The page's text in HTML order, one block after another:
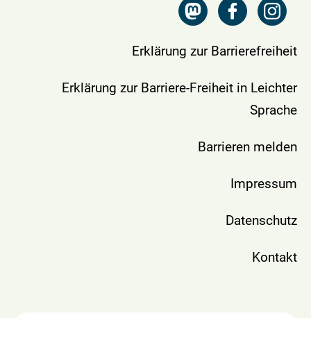
Erklärung zur Barrierefreiheit
Erklärung zur Barriere-Freiheit in Leichter
Sprache
Barrieren melden
Impressum
Datenschutz
Kontakt